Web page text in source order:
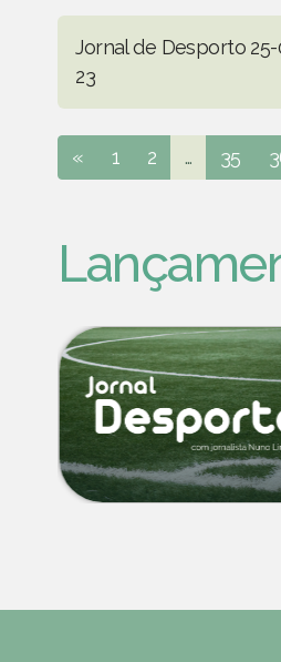
Jornal de Desporto
23
« 1 2 ... 35